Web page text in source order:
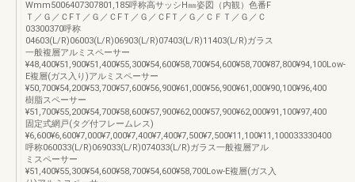
Wmm5006407307801,185呼称高サッシH㎜姿図（内観）色番F
Ｔ／Ｇ／ＣFＴ／Ｇ／ＣFＴ／Ｇ／ＣFＴ／Ｇ／ＣＦＴ／Ｇ／Ｃ
03300370呼称
04603(L/R)06003(L/R)06903(L/R)07403(L/R)11403(L/R)ガラス
一般複層アルミスペーサー
¥48,400¥51,900¥51,400¥55,300¥54,600¥58,700¥54,600¥58,700¥87,800¥94,100Low-
E複層(ガス入り)アルミスペーサー
¥50,700¥54,200¥53,700¥57,600¥56,900¥61,000¥56,900¥61,000¥90,100¥96,400
樹脂スペーサー
¥51,700¥55,200¥54,700¥58,600¥57,900¥62,000¥57,900¥62,000¥91,100¥97,400
固定式網戸(タグ付フレームレス)
¥6,600¥6,600¥7,000¥7,000¥7,400¥7,400¥7,500¥7,500¥11,100¥11,100033330400
呼称060033(L/R)069033(L/R)074033(L/R)ガラス一般複層アル
ミスペーサー
¥51,400¥55,300¥54,600¥58,700¥54,600¥58,700Low-E複層(ガス入